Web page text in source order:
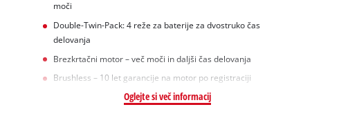
moči
Double-Twin-Pack: 4 reže za baterije za dvostruko čas
delovanja
Brezkrtačni motor – več moči in daljši čas delovanja
Brushless – 10 let garancije na motor po registraciji
Oglejte si več informacij